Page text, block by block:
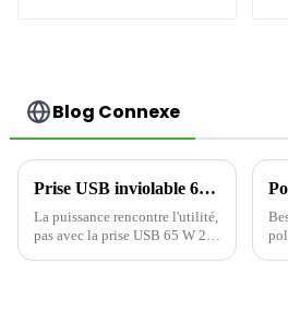
Blog Connexe
Prise USB inviolable 65 W 20 A : la puissance rencontre l'utilité
La puissance rencontre l'utilité,
pas avec la prise USB 65 W 20